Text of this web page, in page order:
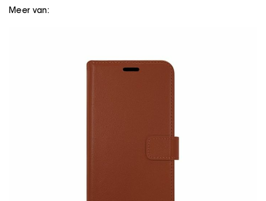
Meer van: